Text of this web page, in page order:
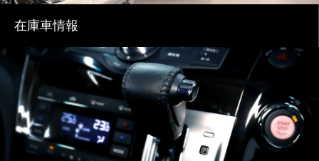
在庫車情報